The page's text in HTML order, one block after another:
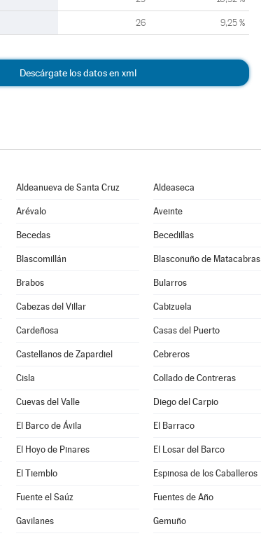
26 9,25 %
Descárgate los datos en xml
Aldeanueva de Santa Cruz Aldeaseca
Arévalo Aveinte
Becedas Becedillas
Blascomillán Blasconuño de Matacabras
Brabos Bularros
Cabezas del Villar Cabizuela
Cardeñosa Casas del Puerto
Castellanos de Zapardiel Cebreros
Cisla Collado de Contreras
Cuevas del Valle Diego del Carpio
El Barco de Ávila El Barraco
El Hoyo de Pinares El Losar del Barco
El Tiemblo Espinosa de los Caballeros
Fuente el Saúz Fuentes de Año
Gavilanes Gemuño